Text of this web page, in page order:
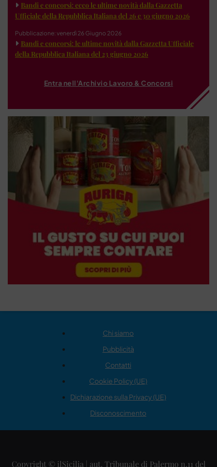
Bandi e concorsi: ecco le ultime novità dalla Gazzetta
Ufficiale della Repubblica Italiana del 26 e 30 giugno 2026
Pubblicazione: venerdì 26 Giugno 2026
Bandi e concorsi: le ultime novità dalla Gazzetta Ufficiale
della Repubblica Italiana del 23 giugno 2026
Entra nell'Archivio Lavoro & Concorsi
Chi siamo
Pubblicità
Contatti
Cookie Policy (UE)
Dichiarazione sulla Privacy (UE)
Disconoscimento
Copyright © ilSicilia | aut. Tribunale di Palermo n.11 del